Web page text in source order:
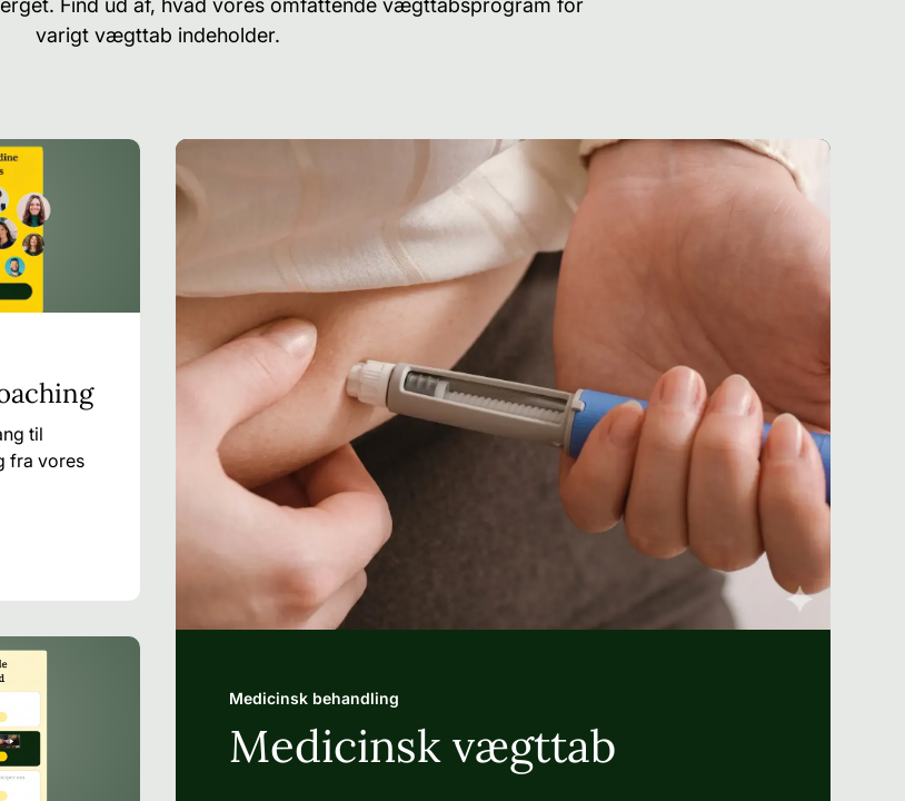
Find ud af, hvad vores omfattende vægttabsprogram for
varigt vægttab indeholder.
til
fra vores
Medicinsk behandling
Medicinsk vægttab